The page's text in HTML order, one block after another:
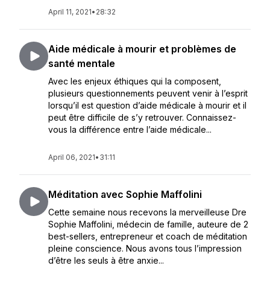
April 11, 2021• 28:32
Aide médicale à mourir et problèmes de
santé mentale
Avec les enjeux éthiques qui la composent,
plusieurs questionnements peuvent venir à l’esprit
lorsqu’il est question d’aide médicale à mourir et il
peut être difficile de s’y retrouver. Connaissez-
vous la différence entre l’aide médicale...
April 06, 2021• 31:11
Méditation avec Sophie Maffolini
Cette semaine nous recevons la merveilleuse Dre
Sophie Maffolini, médecin de famille, auteure de 2
best-sellers, entrepreneur et coach de méditation
pleine conscience. Nous avons tous l’impression
d’être les seuls à être anxie...